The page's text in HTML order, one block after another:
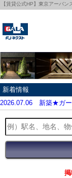
【賃貸公式HP】東京アーバ
新着情報
2026.07.06 新築★ガー
掲